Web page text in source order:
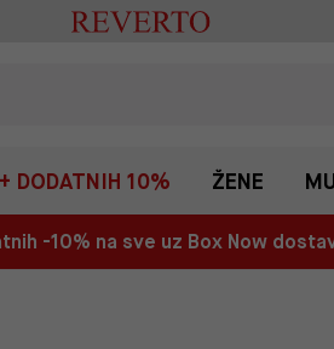
DODATNIH 10% ŽENE
-10% na sve uz Box Now